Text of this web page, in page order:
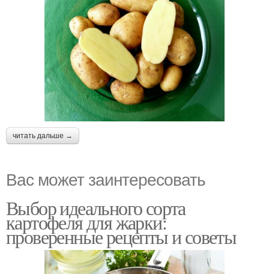
читать дальше →
Вас может заинтересовать
Выбор идеального сорта
картофеля для жарки:
проверенные рецепты и советы